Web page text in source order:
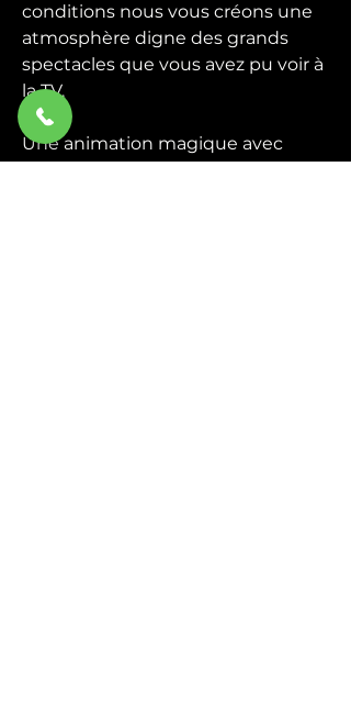
conditions nous vous créons une
atmosphère digne des grands
spectacles que vous avez pu voir à
la TV.
Une animation magique avec